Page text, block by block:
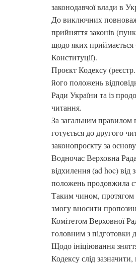
законодавчої влади в
До виключних
прийняття законів
щодо яких приймається
Конституції).
Проєкт Кодексу
його положень
Ради України та із
читання.
За загальним правилом
готується до другого
законопроєкту за
Водночас Верховна
відхилення (ad hoc) від
положень продовжила
Таким чином, протягом
змогу вносити
Комітетом Верховної
головним з підготовки
Щодо ініціювання
Кодексу слід